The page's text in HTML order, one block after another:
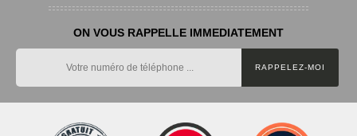
ON VOUS RAPPELLE IMMEDIATEMENT